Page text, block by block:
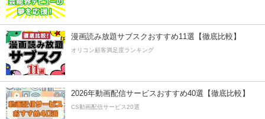
漫画読み放題サブスクおすすめ11選【徹底比較】
オリコン顧客満足度ランキング
2026年動画配信サービスおすすめ40選【徹底比較】
CS動画配信サービス20選